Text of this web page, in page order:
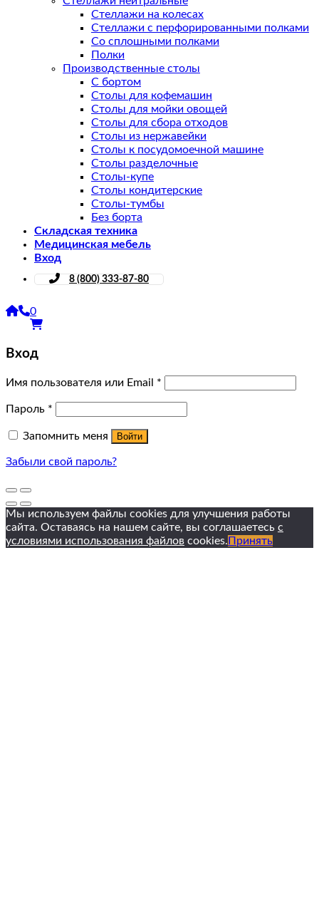
Стеллажи на колесах
Стеллажи с перфорированными полками
Со сплошными полками
Полки
Производственные столы
С бортом
Столы для кофемашин
Столы для мойки овощей
Столы для сбора отходов
Столы из нержавейки
Столы к посудомоечной машине
Столы разделочные
Столы-купе
Столы кондитерские
Столы-тумбы
Без борта
Складская техника
Медицинская мебель
Вход
8 (800) 333-87-80
0
Вход
Имя пользователя или Email *
Пароль *
Запомнить меня Войти
Забыли свой пароль?
Мы используем файлы cookies для улучшения работы
сайта. Оставаясь на нашем сайте, вы соглашаетесь с
условиями использования файлов cookies. Принять